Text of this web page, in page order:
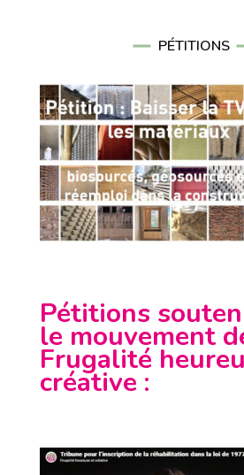
PÉTITIONS
Pétitions
le mouvement
Frugalité
créative :